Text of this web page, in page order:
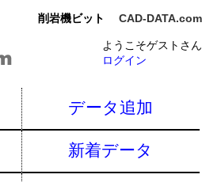
削岩機ビット CAD-DATA.com
ようこそゲストさん
ログイン
データ追加
新着データ